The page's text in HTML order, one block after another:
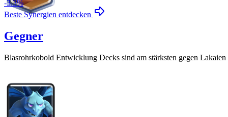
-3.3%
Beste Synergien entdecken
Gegner
Blasrohrkobold Entwicklung Decks sind am stärksten gegen Lakaien